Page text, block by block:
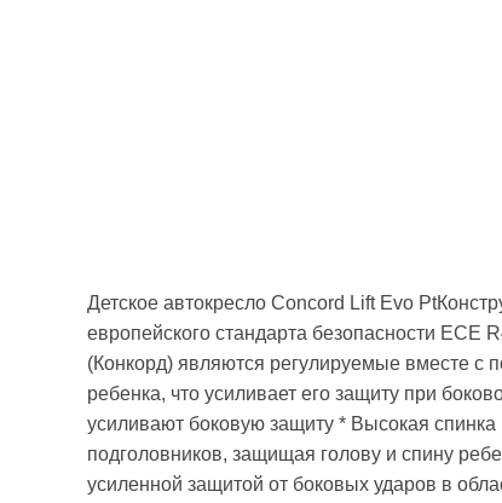
Детское автокресло Concord Lift Evo
европейского стандарта безопасности ECE
(Конкорд) являются регулируемые вместе с
ребенка, что усиливает его защиту при
усиливают боковую защиту * Высокая
подголовников, защищая голову и спину
усиленной защитой от боковых ударов в